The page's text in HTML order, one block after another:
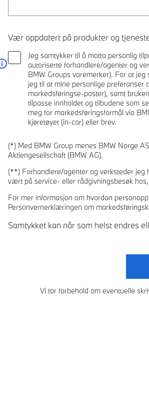
Vær oppdatert på produkter og
Jeg samtykker til å motta personlig
autoriserte forhandlere/agenter og
BMW Groups varemerker). For at
jeg til at mine personlige preferanser
markedsføringse-poster), samt
tilpasse innholdet og tilbudene som
meg for markedsføringsformål via
kjøretøyet (in-car) eller brev.
Les mer
(*) Med BMW Group menes BMW Norge
Aktiengesellschaft (BMW AG).
(**) Forhandlere/agenter og verksteder jeg
vært på service- eller rådgivningsbesøk
For mer informasjon om hvordan
Personvernerklæringen om
Samtykket kan når som helst endres
Vi tar forbehold om eventuelle